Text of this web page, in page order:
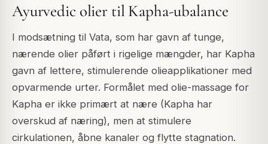
Ayurvedic olier til Kapha-ubalance
I modsætning til Vata, som har gavn af tunge,
nærende olier påført i rigelige mængder, har Kapha
gavn af lettere, stimulerende olieapplikationer med
opvarmende urter. Formålet med olie-massage for
Kapha er ikke primært at nære (Kapha har
overskud af næring), men at stimulere
cirkulationen, åbne kanaler og flytte stagnation.